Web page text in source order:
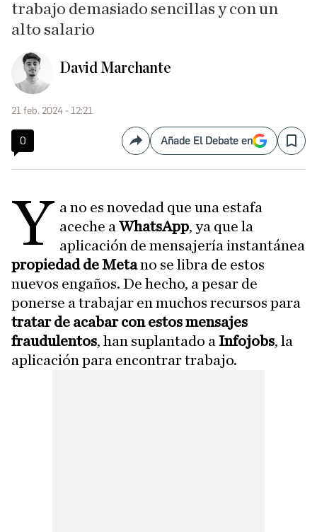
trabajo demasiado sencillas y con un
alto salario
David Marchante
21 feb. 2024 - 12:21
0 CompartirAñade El Debate en Save
Y a no es novedad que una estafa
aceche aWhatsApp, ya que la
aplicación de mensajería instantánea
propiedad de Metano se libra de estos
nuevos engaños. De hecho, a pesar de
ponerse a trabajar en muchos recursos para
tratar de acabar con estos mensajes
fraudulentos, han suplantado a Infojobs, la
aplicación para encontrar trabajo.